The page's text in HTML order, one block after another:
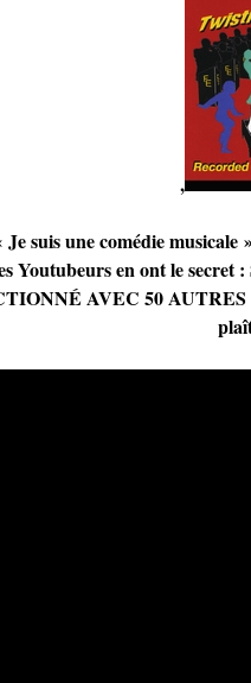
,
suis une comédie
Youtubeurs en ont le
AVEC 50 AUTRES